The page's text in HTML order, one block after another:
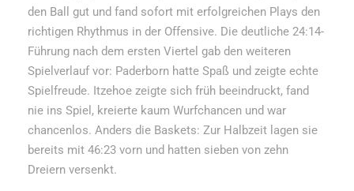
den Ball gut und fand sofort mit erfolgreichen Plays den
richtigen Rhythmus in der Offensive. Die deutliche 24:14-
Führung nach dem ersten Viertel gab den weiteren
Spielverlauf vor: Paderborn hatte Spaß und zeigte echte
Spielfreude. Itzehoe zeigte sich früh beeindruckt, fand
nie ins Spiel, kreierte kaum Wurfchancen und war
chancenlos. Anders die Baskets: Zur Halbzeit lagen sie
bereits mit 46:23 vorn und hatten sieben von zehn
Dreiern versenkt.